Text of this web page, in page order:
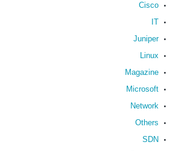
Cisco
IT
Juniper
Linux
Magazine
Microsoft
Network
Others
SDN